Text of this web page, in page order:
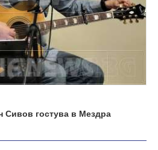
Сивов гостува в Мездра